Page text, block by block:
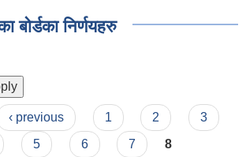
बोर्डका निर्णयहरु
‹ previous 1 2
3
5 6 7 8